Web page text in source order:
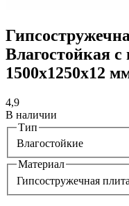
Влагостойкая
1500х1250х12
4,9
В наличии
Тип
Влагостойкие
Материал
Гипсостружечная плита